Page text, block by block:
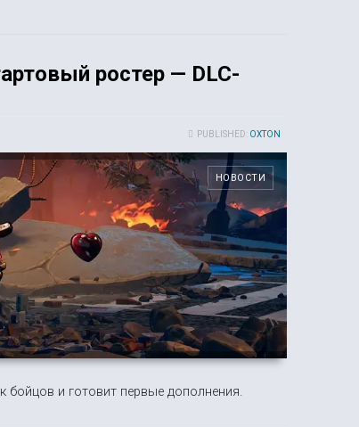
ростер — DLC-
PUBLISHED: OXTON
НОВОСТИ
и готовит первые дополнения.